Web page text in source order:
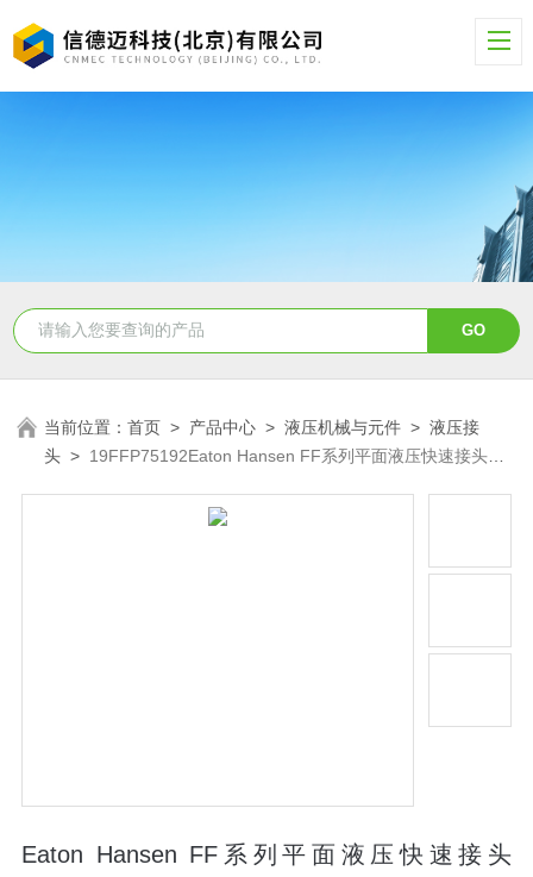
当前位置：首页 > 产品中心 >液压机械与元件 >液压接
头 > 19FFP75192Eaton Hansen FF系列平面液压快速接头
Eaton Hansen FF系列平面液压快速接头